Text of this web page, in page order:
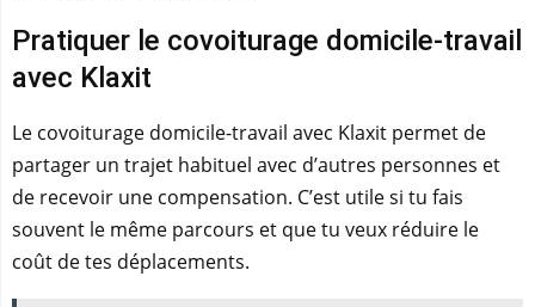
Pratiquer le covoiturage domicile-travail
avec Klaxit
Le covoiturage domicile-travail avec Klaxit permet de
partager un trajet habituel avec d’autres personnes et
de recevoir une compensation. C’est utile si tu fais
souvent le même parcours et que tu veux réduire le
coût de tes déplacements.